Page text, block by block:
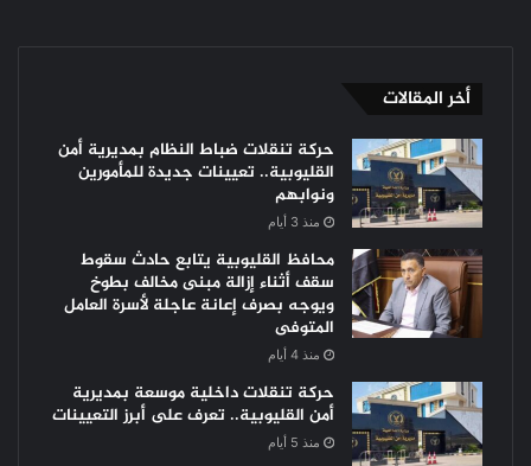
أخر المقالات
حركة تنقلات ضباط النظام بمديرية أمن
القليوبية.. تعيينات جديدة للمأمورين
ونوابهم
منذ 3 أيام
محافظ القليوبية يتابع حادث سقوط
سقف أثناء إزالة مبنى مخالف بطوخ
ويوجه بصرف إعانة عاجلة لأسرة العامل
المتوفى
منذ 4 أيام
حركة تنقلات داخلية موسعة بمديرية
أمن القليوبية.. تعرف على أبرز التعيينات
منذ 5 أيام